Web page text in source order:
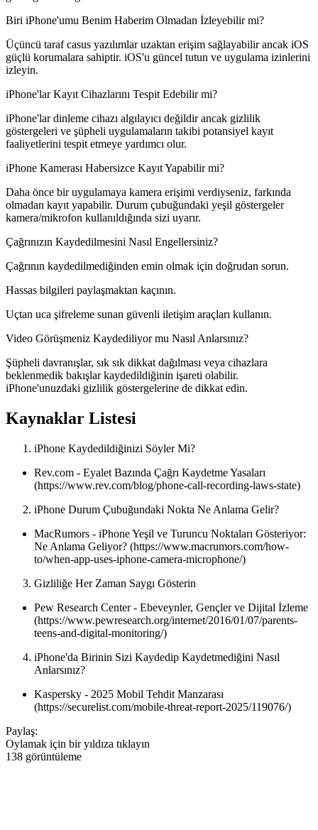
Biri iPhone'umu Benim Haberim Olmadan İzleyebilir mi?
Üçüncü taraf casus yazılımlar uzaktan erişim sağlayabilir ancak iOS
güçlü korumalara sahiptir. iOS'u güncel tutun ve uygulama izinlerini
izleyin.
iPhone'lar Kayıt Cihazlarını Tespit Edebilir mi?
iPhone'lar dinleme cihazı algılayıcı değildir ancak gizlilik
göstergeleri ve şüpheli uygulamaların takibi potansiyel kayıt
faaliyetlerini tespit etmeye yardımcı olur.
iPhone Kamerası Habersizce Kayıt Yapabilir mi?
Daha önce bir uygulamaya kamera erişimi verdiyseniz, farkında
olmadan kayıt yapabilir. Durum çubuğundaki yeşil göstergeler
kamera/mikrofon kullanıldığında sizi uyarır.
Çağrınızın Kaydedilmesini Nasıl Engellersiniz?
Çağrının kaydedilmediğinden emin olmak için doğrudan sorun.
Hassas bilgileri paylaşmaktan kaçının.
Uçtan uca şifreleme sunan güvenli iletişim araçları kullanın.
Video Görüşmeniz Kaydediliyor mu Nasıl Anlarsınız?
Şüpheli davranışlar, sık sık dikkat dağılması veya cihazlara
beklenmedik bakışlar kaydedildiğinin işareti olabilir.
iPhone'unuzdaki gizlilik göstergelerine de dikkat edin.
Kaynaklar Listesi
iPhone Kaydedildiğinizi Söyler Mi?
Rev.com - Eyalet Bazında Çağrı Kaydetme Yasaları
(https://www.rev.com/blog/phone-call-recording-laws-state)
iPhone Durum Çubuğundaki Nokta Ne Anlama Gelir?
MacRumors - iPhone Yeşil ve Turuncu Noktaları Gösteriyor:
Ne Anlama Geliyor? (https://www.macrumors.com/how-
to/when-app-uses-iphone-camera-microphone/)
Gizliliğe Her Zaman Saygı Gösterin
Pew Research Center - Ebeveynler, Gençler ve Dijital İzleme
(https://www.pewresearch.org/internet/2016/01/07/parents-
teens-and-digital-monitoring/)
iPhone'da Birinin Sizi Kaydedip Kaydetmediğini Nasıl
Anlarsınız?
Kaspersky - 2025 Mobil Tehdit Manzarası
(https://securelist.com/mobile-threat-report-2025/119076/)
Paylaş:
Oylamak için bir yıldıza tıklayın
138 görüntüleme